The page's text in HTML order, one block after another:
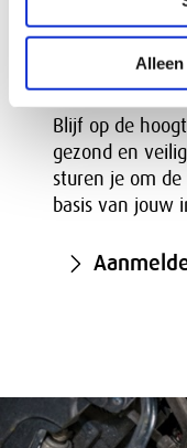
Blijf op de
gezond en
sturen je om
basis van jouw